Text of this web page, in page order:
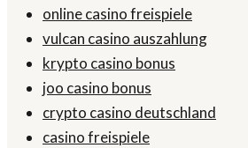
online casino freispiele
vulcan casino auszahlung
krypto casino bonus
joo casino bonus
crypto casino deutschland
casino freispiele